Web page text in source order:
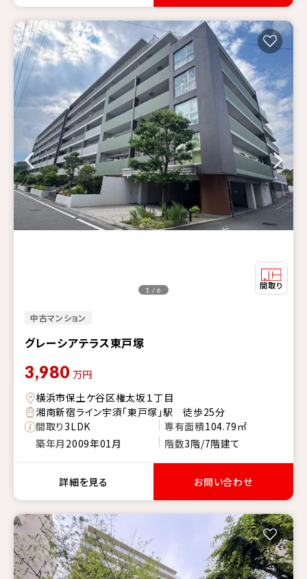
中古マンション
グレーシアテラス東戸塚
1 / 6
3,980 万円
横浜市保土ケ谷区権太坂１丁目
湘南新宿ライン宇須「東戸塚」駅 徒歩25分
間取り3LDK 専有面積104.79㎡
築年月 2009年01月 階数3階/7階建て
詳細を見る お問い合わせ